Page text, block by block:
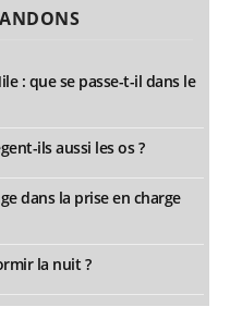
: que se passe-t-il dans le
ils aussi les os ?
dans la prise en charge
la nuit ?